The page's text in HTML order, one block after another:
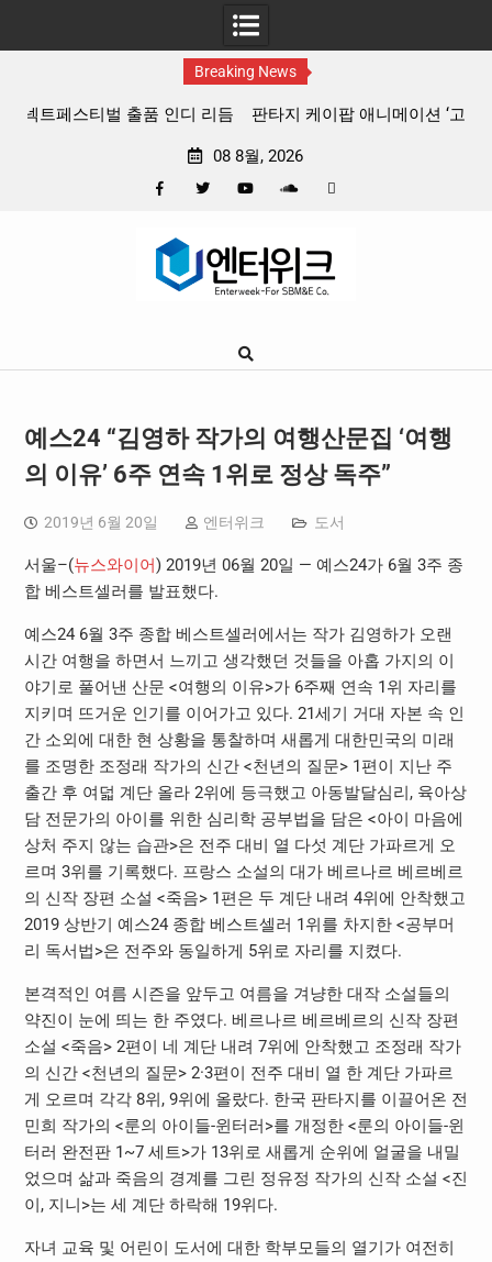
Breaking News
판타지 케이팝 애니메이션 ‘고스트밴드’ 8월 26일(수) 개봉
08 8월, 2026
Google
예스24 “김영하 작가의 여행산문집 ‘여행
의 이유’ 6주 연속 1위로 정상 독주”
2019년 6월 20일 엔터위크 도서
서울–(뉴스와이어) 2019년 06월 20일 — 예스24가 6월 3주 종
합 베스트셀러를 발표했다.
예스24 6월 3주 종합 베스트셀러에서는 작가 김영하가 오랜
시간 여행을 하면서 느끼고 생각했던 것들을 아홉 가지의 이
야기로 풀어낸 산문 <여행의 이유>가 6주째 연속 1위 자리를
지키며 뜨거운 인기를 이어가고 있다. 21세기 거대 자본 속 인
간 소외에 대한 현 상황을 통찰하며 새롭게 대한민국의 미래
를 조명한 조정래 작가의 신간 <천년의 질문> 1편이 지난 주
출간 후 여덟 계단 올라 2위에 등극했고 아동발달심리, 육아상
담 전문가의 아이를 위한 심리학 공부법을 담은 <아이 마음에
상처 주지 않는 습관>은 전주 대비 열 다섯 계단 가파르게 오
르며 3위를 기록했다. 프랑스 소설의 대가 베르나르 베르베르
의 신작 장편 소설 <죽음> 1편은 두 계단 내려 4위에 안착했고
2019 상반기 예스24 종합 베스트셀러 1위를 차지한 <공부머
리 독서법>은 전주와 동일하게 5위로 자리를 지켰다.
본격적인 여름 시즌을 앞두고 여름을 겨냥한 대작 소설들의
약진이 눈에 띄는 한 주였다. 베르나르 베르베르의 신작 장편
소설 <죽음> 2편이 네 계단 내려 7위에 안착했고 조정래 작가
의 신간 <천년의 질문> 2·3편이 전주 대비 열 한 계단 가파르
게 오르며 각각 8위, 9위에 올랐다. 한국 판타지를 이끌어온 전
민희 작가의 <룬의 아이들-윈터러>를 개정한 <룬의 아이들-윈
터러 완전판 1~7 세트>가 13위로 새롭게 순위에 얼굴을 내밀
었으며 삶과 죽음의 경계를 그린 정유정 작가의 신작 소설 <진
이, 지니>는 세 계단 하락해 19위다.
자녀 교육 및 어린이 도서에 대한 학부모들의 열기가 여전히